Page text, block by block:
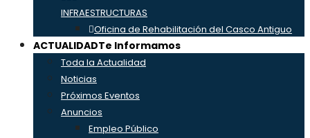
INFRAESTRUCTURAS
Oficina de Rehabilitación del Casco Antiguo
ACTUALIDADTe Informamos
Toda la Actualidad
Noticias
Próximos Eventos
Anuncios
Empleo Público